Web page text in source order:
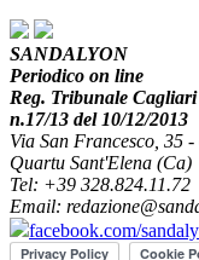
SANDALYON
Periodico on line
Reg. Tribunale Cagliari
n.17/13 del 10/12/2013
Via San Francesco, 35
Quartu Sant'Elena (Ca)
Tel: +39 328.824.11.72
Email:
facebook.com/